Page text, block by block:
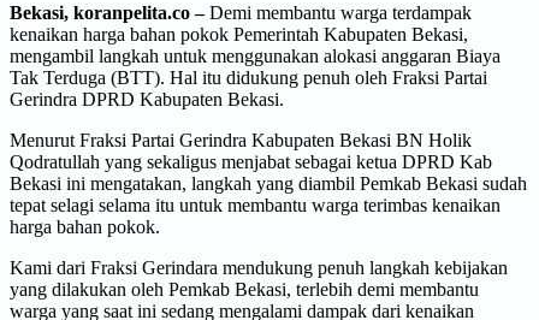
Bekasi, koranpelita.co –Demi membantu warga terdampak
kenaikan harga bahan pokok Pemerintah Kabupaten Bekasi,
mengambil langkah untuk menggunakan alokasi anggaran Biaya
Tak Terduga (BTT). Hal itu didukung penuh oleh Fraksi Partai
Gerindra DPRD Kabupaten Bekasi.
Menurut Fraksi Partai Gerindra Kabupaten Bekasi BN Holik
Qodratullah yang sekaligus menjabat sebagai ketua DPRD Kab
Bekasi ini mengatakan, langkah yang diambil Pemkab Bekasi sudah
tepat selagi selama itu untuk membantu warga terimbas kenaikan
harga bahan pokok.
Kami dari Fraksi Gerindara mendukung penuh langkah kebijakan
yang dilakukan oleh Pemkab Bekasi, terlebih demi membantu
warga yang saat ini sedang mengalami dampak dari kenaikan